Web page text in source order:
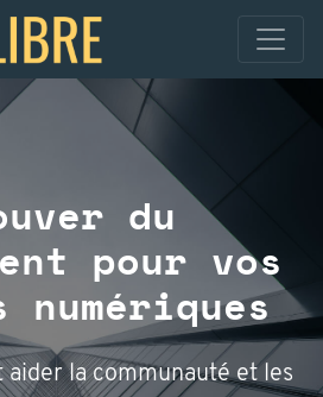
du
pour vos
aider la communauté et les